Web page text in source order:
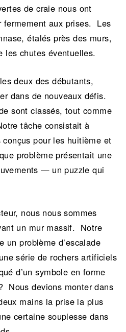
de craie nous ont
fermement aux prises. Les
étalés près des murs,
les chutes éventuelles.
deux des débutants,
dans de nouveaux défis.
sont classés, tout comme
tâche consistait à
pour les huitième et
problème présentait une
— un puzzle qui
nous nous sommes
un mur massif. Notre
un problème d’escalade
série de rochers artificiels
d’un symbole en forme
devions monter dans
mains la prise la plus
certaine souplesse dans